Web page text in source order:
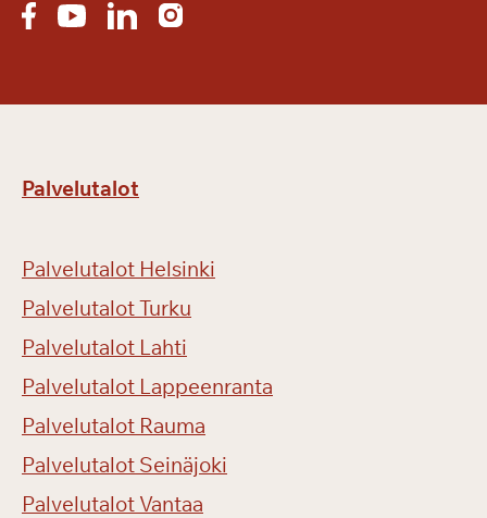
Palvelutalot
Palvelutalot Helsinki
Palvelutalot Turku
Palvelutalot Lahti
Palvelutalot Lappeenranta
Palvelutalot Rauma
Palvelutalot Seinäjoki
Palvelutalot Vantaa